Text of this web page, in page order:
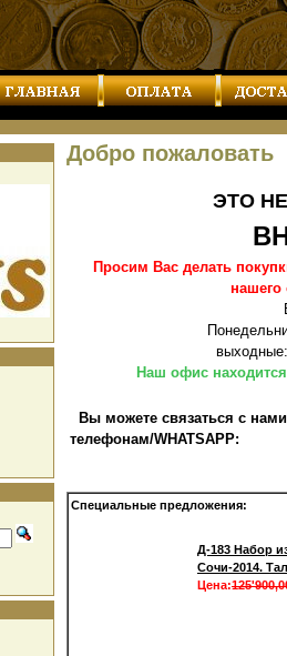
Добро пожаловать
ЭТО
Просим Вас делать
нашего
Наш офис
Вы можете связаться с
телефонам/WHATSAPP:
Специальные предложения:
Д-183 Набор
Сочи-2014.
Цена: